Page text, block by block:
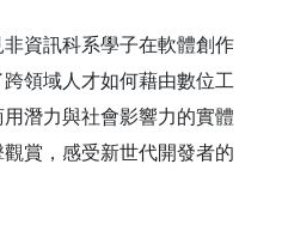
資訊科系學子在軟體創作
領域人才如何藉由數位工
潛力與社會影響力的實體
賞，感受新世代開發者的